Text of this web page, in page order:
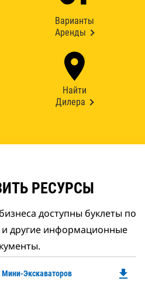
Варианты
Аренды
Найти
Дилера
РЕСУРСЫ
доступны буклеты по
другие информационные
Экскаваторов file_download